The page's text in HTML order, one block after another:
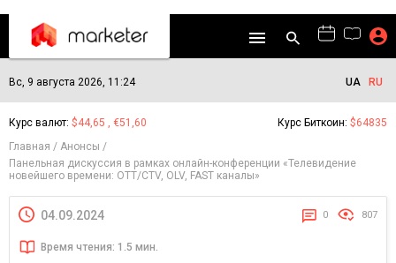
Вс, 9 августа 2026, 11:24 UA RU
Курс валют: $44,65 , €51,60 Курс Биткоин: $64835
Главная
Анонсы
Панельная дискуссия в рамках онлайн-конференции «Телевидение
новейшего времени: OTT/CTV, OLV, FAST каналы»
04.09.2024 0 807
Время чтения: 1.5 мин.